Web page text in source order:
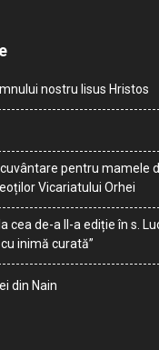
nostru Iisus Hristos
pentru mamele
Vicariatului Orhei
cea de-a II-a ediție în s.
inimă curată”
din Nain